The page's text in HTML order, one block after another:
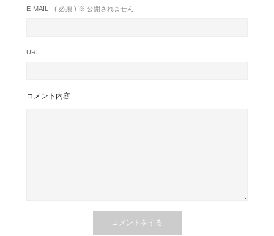
E-MAIL ( 必須 ) ※ 公開されません
URL
コメント内容